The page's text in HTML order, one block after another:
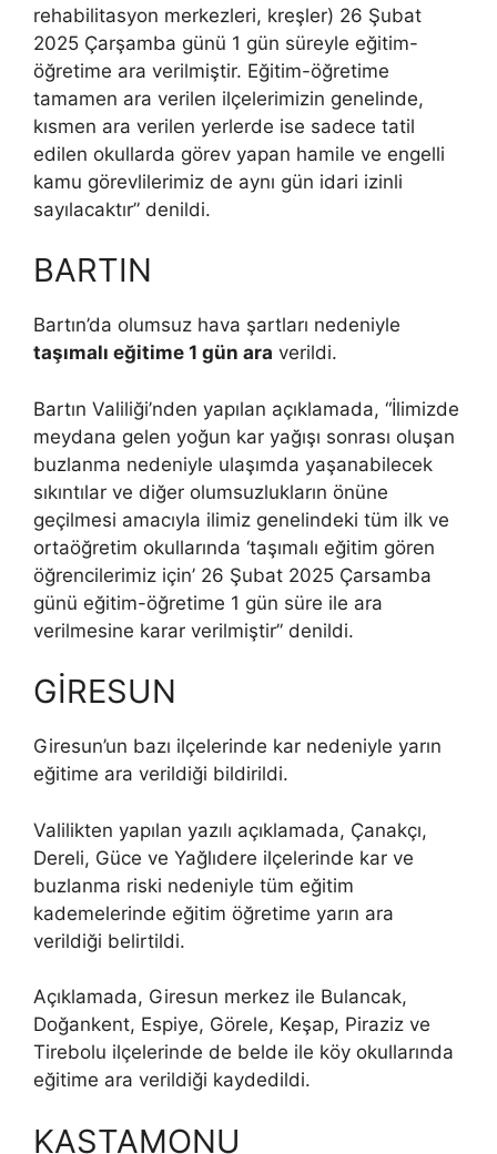
rehabilitasyon merkezleri, kreşler) 26 Şubat
2025 Çarşamba günü 1 gün süreyle eğitim-
öğretime ara verilmiştir. Eğitim-öğretime
tamamen ara verilen ilçelerimizin genelinde,
kısmen ara verilen yerlerde ise sadece tatil
edilen okullarda görev yapan hamile ve engelli
kamu görevlilerimiz de aynı gün idari izinli
sayılacaktır” denildi.
BARTIN
Bartın’da olumsuz hava şartları nedeniyle
taşımalı eğitime 1 gün ara verildi.
Bartın Valiliği’nden yapılan açıklamada, “İlimizde
meydana gelen yoğun kar yağışı sonrası oluşan
buzlanma nedeniyle ulaşımda yaşanabilecek
sıkıntılar ve diğer olumsuzlukların önüne
geçilmesi amacıyla ilimiz genelindeki tüm ilk ve
ortaöğretim okullarında ‘taşımalı eğitim gören
öğrencilerimiz için’ 26 Şubat 2025 Çarsamba
günü eğitim-öğretime 1 gün süre ile ara
verilmesine karar verilmiştir” denildi.
GİRESUN
Giresun’un bazı ilçelerinde kar nedeniyle yarın
eğitime ara verildiği bildirildi.
Valilikten yapılan yazılı açıklamada, Çanakçı,
Dereli, Güce ve Yağlıdere ilçelerinde kar ve
buzlanma riski nedeniyle tüm eğitim
kademelerinde eğitim öğretime yarın ara
verildiği belirtildi.
Açıklamada, Giresun merkez ile Bulancak,
Doğankent, Espiye, Görele, Keşap, Piraziz ve
Tirebolu ilçelerinde de belde ile köy okullarında
eğitime ara verildiği kaydedildi.
KASTAMONU